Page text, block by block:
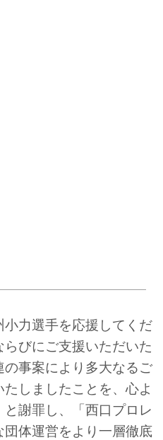
力選手を応援してくだ
びにご支援いただいた
事案により多大なるご
しましたことを、心よ
謝罪し、「西口プロレ
体運営をより一層徹底